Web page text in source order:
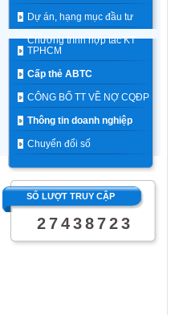
Dự án, hạng mục đầu tư
Chương trình hợp tác KT
TPHCM
Cấp thẻ ABTC
CÔNG BỐ TT VỀ NỢ CQĐP
Thông tin doanh nghiệp
Chuyển đổi số
SỐ LƯỢT TRUY CẬP
2 7 4 3 8 7 2 3